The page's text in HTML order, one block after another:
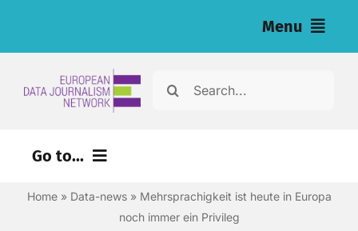
Menu
Search
Go to...
Home» Data-news» Mehrsprachigkeit ist heute in Europa
noch immer ein Privileg